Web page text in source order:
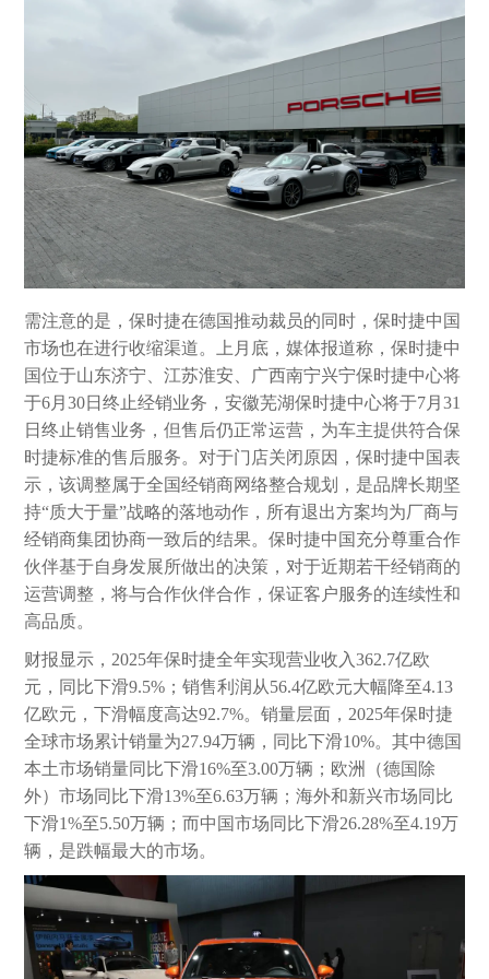
需注意的是，保时捷在德国推动裁员的同时，保时捷中国
市场也在进行收缩渠道。上月底，媒体报道称，保时捷中
国位于山东济宁、江苏淮安、广西南宁兴宁保时捷中心将
于6月30日终止经销业务，安徽芜湖保时捷中心将于7月31
日终止销售业务，但售后仍正常运营，为车主提供符合保
时捷标准的售后服务。对于门店关闭原因，保时捷中国表
示，该调整属于全国经销商网络整合规划，是品牌长期坚
持“质大于量”战略的落地动作，所有退出方案均为厂商与
经销商集团协商一致后的结果。保时捷中国充分尊重合作
伙伴基于自身发展所做出的决策，对于近期若干经销商的
运营调整，将与合作伙伴合作，保证客户服务的连续性和
高品质。
财报显示，2025年保时捷全年实现营业收入362.7亿欧
元，同比下滑9.5%；销售利润从56.4亿欧元大幅降至4.13
亿欧元，下滑幅度高达92.7%。销量层面，2025年保时捷
全球市场累计销量为27.94万辆，同比下滑10%。其中德国
本土市场销量同比下滑16%至3.00万辆；欧洲（德国除
外）市场同比下滑13%至6.63万辆；海外和新兴市场同比
下滑1%至5.50万辆；而中国市场同比下滑26.28%至4.19万
辆，是跌幅最大的市场。